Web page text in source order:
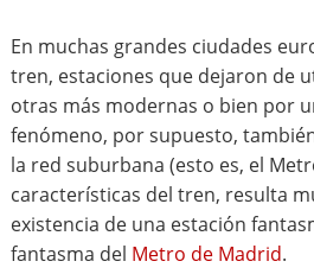
En muchas grandes ciudades
tren, estaciones que dejaron de
otras más modernas o bien por
fenómeno, por supuesto,
la red suburbana (esto es, el
características del tren, resulta
existencia de una estación
fantasma del Metro de Madrid.